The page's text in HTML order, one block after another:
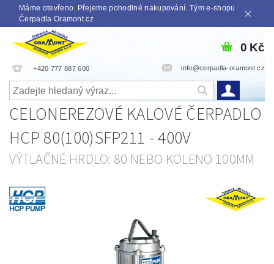
Máme otevřeno. Přejeme pohodlné nakupování. Tým e-shopu
Čerpadla Oramont.cz
+420 777 887 600 info@cerpadla-oramont.cz
0 Kč
CELONEREZOVÉ KALOVÉ ČERPADLO
HCP 80(100)SFP211 - 400V
VÝTLAČNÉ HRDLO: 80 NEBO KOLENO 100MM